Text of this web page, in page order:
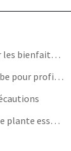
Un regard approfondi sur les bienfaits de l’épilobe pour les femmes
Comment utiliser l’épilobe pour profiter de ses bienfaits?
Conclusion : l’épilobe, une plante essentielle pour le bien-être des femmes